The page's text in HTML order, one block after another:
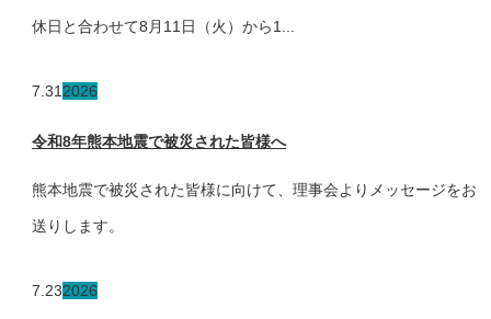
休日と合わせて8月11日（火）から1...
7.31 2026
令和8年熊本地震で被災された皆様へ
熊本地震で被災された皆様に向けて、理事会よりメッセージをお
送りします。
7.232026